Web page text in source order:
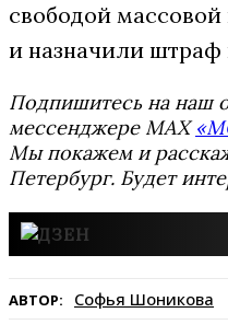
свободой
и назначили штраф
Подпишитесь на наш
мессенджере MAX
Мы покажем и
Петербург. Будет
АВТОР: Софья Шоникова